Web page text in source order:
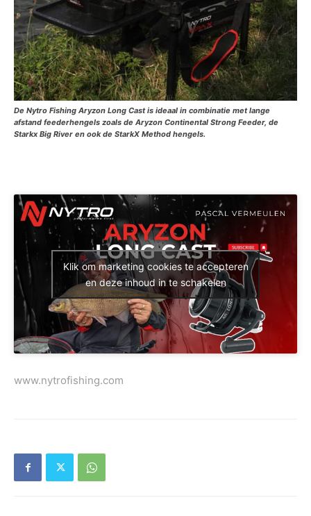
De Nytro Fishing Aryzon Long Cast is ideaal in combinatie met lange
afstand feederhengels zoals de Aryzon Continental Strong Feeder, de
Starkx Big River en ook de StarkX Method hengels.
Klik om marketing cookies te accepteren
en deze inhoud in te schakelen
www.nytrofishing.com